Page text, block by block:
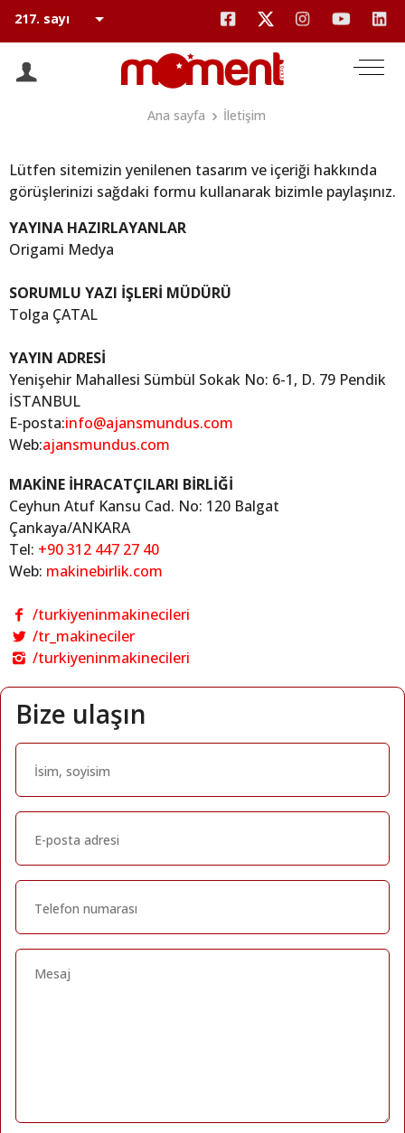
Ana sayfa İletişim
Lütfen sitemizin yenilenen tasarım ve içeriği hakkında
görüşlerinizi sağdaki formu kullanarak bizimle paylaşınız.
YAYINA HAZIRLAYANLAR
Origami Medya
SORUMLU YAZI İŞLERİ MÜDÜRÜ
Tolga ÇATAL
YAYIN ADRESİ
Yenişehir Mahallesi Sümbül Sokak No: 6-1, D. 79 Pendik
İSTANBUL
E-posta:info@ajansmundus.com
Web:ajansmundus.com
MAKİNE İHRACATÇILARI BİRLİĞİ
Ceyhun Atuf Kansu Cad. No: 120 Balgat
Çankaya/ANKARA
Tel: +90 312 447 27 40
Web: makinebirlik.com
/turkiyeninmakinecileri
/tr_makineciler
/turkiyeninmakinecileri
Bize ulaşın